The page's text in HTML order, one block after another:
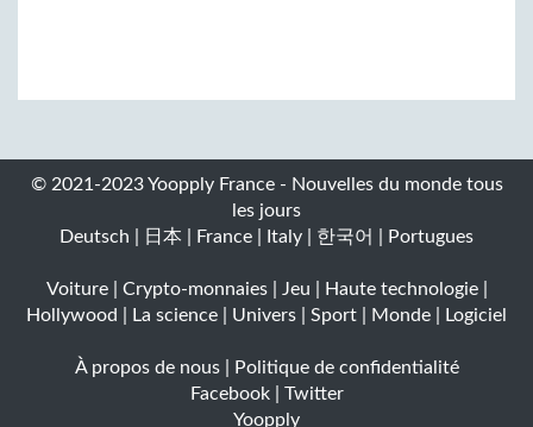
© 2021-2023 Yoopply France - Nouvelles du monde tous
les jours
Deutsch
日本 France Italy 한국어 Portugues
Voiture| Crypto-monnaies| Jeu Haute technologie|
Hollywood
La science Univers Sport Monde Logiciel
À propos de nous|
Politique de confidentialité
Facebook| Twitter
Yoopply